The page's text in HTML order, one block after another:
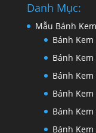
Danh Mục:
Mẫu Bánh Kem
Bánh Kem
Bánh Kem
Bánh
Bánh Kem
Bánh
Bánh Kem